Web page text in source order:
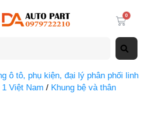
0
ô tô, phụ kiện, đại lý phân phối linh
Việt Nam / Khung bệ và thân